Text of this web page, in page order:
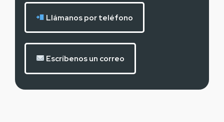
Llámanos por teléfono
Escríbenos un correo